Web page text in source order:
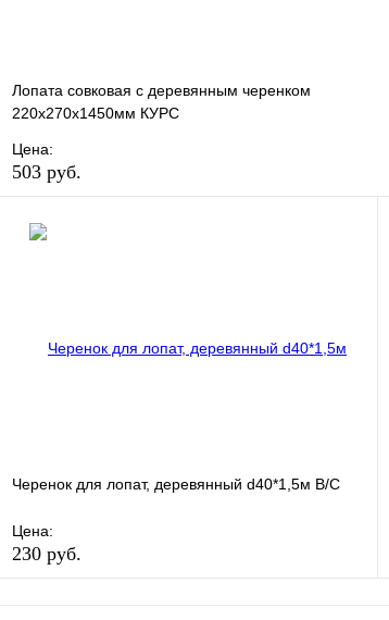
Лопата совковая с деревянным черенком
220х270х1450мм КУРС
Цена:
503 руб.
Купить в 1 клик
Черенок для лопат, деревянный d40*1,5м В/С
Цена:
230 руб.